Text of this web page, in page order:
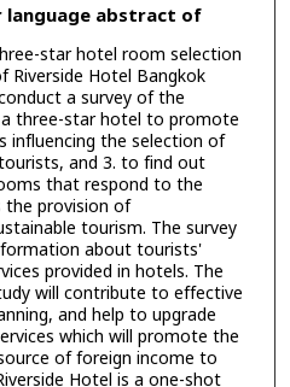
abstract of
star hotel room selection
Riverside Hotel Bangkok
a survey of the
three-star hotel to promote
the selection of
and 3. to find out
that respond to the
the provision of
tourism. The survey
about tourists'
provided in hotels. The
will contribute to effective
and help to upgrade
which will promote the
of foreign income to
Hotel is a one-shot